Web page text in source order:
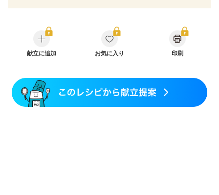
糖尿病性腎症（第１期）
糖尿病性腎症（第２期）
糖尿病性腎症（第３期）
CKD（ステージ１）
CKD（ステージ２）
CKD（ステージ３a）
乳がん治療を終えた方・経過観察中の方など
味の感じ方が変わった
食欲がない 産後（ミルク）
関節リウマチ
献立に追加 お気に入り 印刷